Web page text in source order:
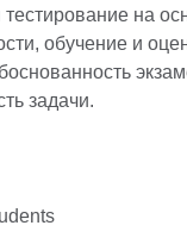
на
обучение и
задачи.